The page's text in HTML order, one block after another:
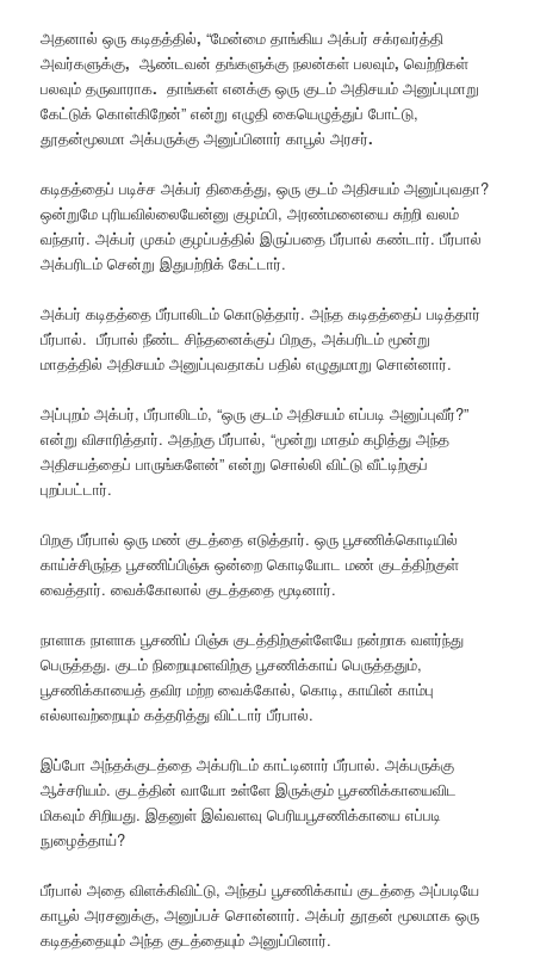
அதனால் ஒரு கடிதத்தில்,“மேன்மை தாங்கிய அக்பர் சக்ரவர்த்தி
அவர்களுக்கு, ஆண்டவன் தங்களுக்கு நலன்கள் பலவும்,வெற்றிகள்
பலவும் தருவாராக. தாங்கள் எனக்கு ஒரு குடம் அதிசயம் அனுப்புமாறு
கேட்டுக் கொள்கிறேன்” என்று எழுதி கையெழுத்துப் போட்டு,
தூதன்மூலமா அக்பருக்கு அனுப்பினார் காபூல் அரசர்.
கடிதத்தைப் படிச்ச அக்பர் திகைத்து, ஒரு குடம் அதிசயம் அனுப்புவதா?
ஒன்றுமே புரியவில்லையேன்னு குழம்பி, அரண்மனையை சுற்றி வலம்
வந்தார். அக்பர் முகம் குழப்பத்தில் இருப்பதை பீர்பால் கண்டார். பீர்பால்
அக்பரிடம் சென்று இதுபற்றிக் கேட்டார்.
அக்பர் கடிதத்தை பீர்பாலிடம் கொடுத்தார். அந்த கடிதத்தைப் படித்தார்
பீர்பால். பீர்பால் நீண்ட சிந்தனைக்குப் பிறகு, அக்பரிடம் மூன்று
மாதத்தில் அதிசயம் அனுப்புவதாகப் பதில் எழுதுமாறு சொன்னார்.
அப்புறம் அக்பர், பீர்பாலிடம், “ஒரு குடம் அதிசயம் எப்படி அனுப்புவீர்?”
என்று விசாரித்தார். அதற்கு பீர்பால், “மூன்று மாதம் கழித்து அந்த
அதிசயத்தைப் பாருங்களேன்” என்று சொல்லி விட்டு வீட்டிற்குப்
புறப்பட்டார்.
பிறகு பீர்பால் ஒரு மண் குடத்தை எடுத்தார். ஒரு பூசணிக்கொடியில்
காய்ச்சிருந்த பூசணிப்பிஞ்சு ஒன்றை கொடியோட மண் குடத்திற்குள்
வைத்தார். வைக்கோலால் குடத்ததை மூடினார்.
நாளாக நாளாக பூசணிப் பிஞ்சு குடத்திற்குள்ளேயே நன்றாக வளர்ந்து
பெருத்தது. குடம் நிறையுமளவிற்கு பூசணிக்காய் பெருத்ததும்,
பூசணிக்காயைத் தவிர மற்ற வைக்கோல், கொடி, காயின் காம்பு
எல்லாவற்றையும் கத்தரித்து விட்டார் பீர்பால்.
இப்போ அந்தக்குடத்தை அக்பரிடம் காட்டினார் பீர்பால். அக்பருக்கு
ஆச்சரியம். குடத்தின் வாயோ உள்ளே இருக்கும் பூசணிக்காயைவிட
மிகவும் சிறியது. இதனுள் இவ்வளவு பெரியபூசணிக்காயை எப்படி
நுழைத்தாய்?
பீர்பால் அதை விளக்கிவிட்டு, அந்தப் பூசணிக்காய் குடத்தை அப்படியே
காபூல் அரசனுக்கு, அனுப்பச் சொன்னார். அக்பர் தூதன் மூலமாக ஒரு
கடிதத்தையும் அந்த குடத்தையும் அனுப்பினார்.